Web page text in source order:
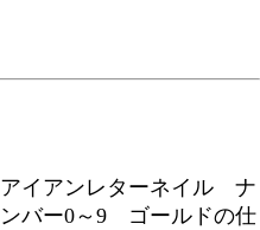
アイアンレターネイル ナ
ンバー0～9 ゴールドの仕